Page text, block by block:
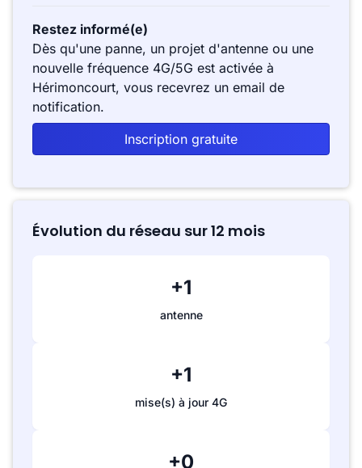
Restez informé(e)
Dès qu'une panne, un projet d'antenne ou une
nouvelle fréquence 4G/5G est activée à
Hérimoncourt, vous recevrez un email de
notification.
Inscription gratuite
Évolution du réseau sur 12 mois
+1
antenne
+1
mise(s) à jour 4G
+0